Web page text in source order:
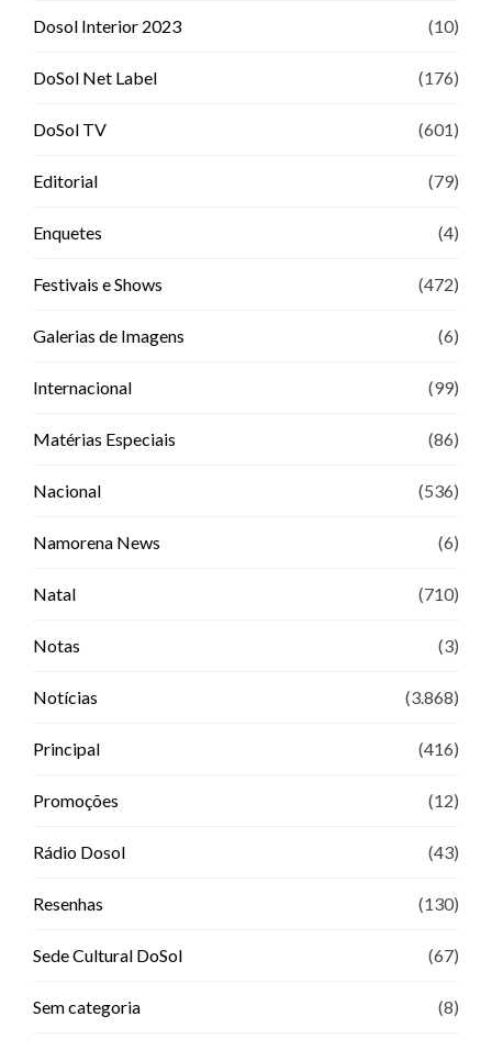
Dosol Interior 2023 (10)
DoSol Net Label (176)
DoSol TV (601)
Editorial (79)
Enquetes (4)
Festivais e Shows (472)
Galerias de Imagens (6)
Internacional (99)
Matérias Especiais (86)
Nacional (536)
Namorena News (6)
Natal (710)
Notas (3)
Notícias (3.868)
Principal (416)
Promoções (12)
Rádio Dosol (43)
Resenhas (130)
Sede Cultural DoSol (67)
Sem categoria (8)